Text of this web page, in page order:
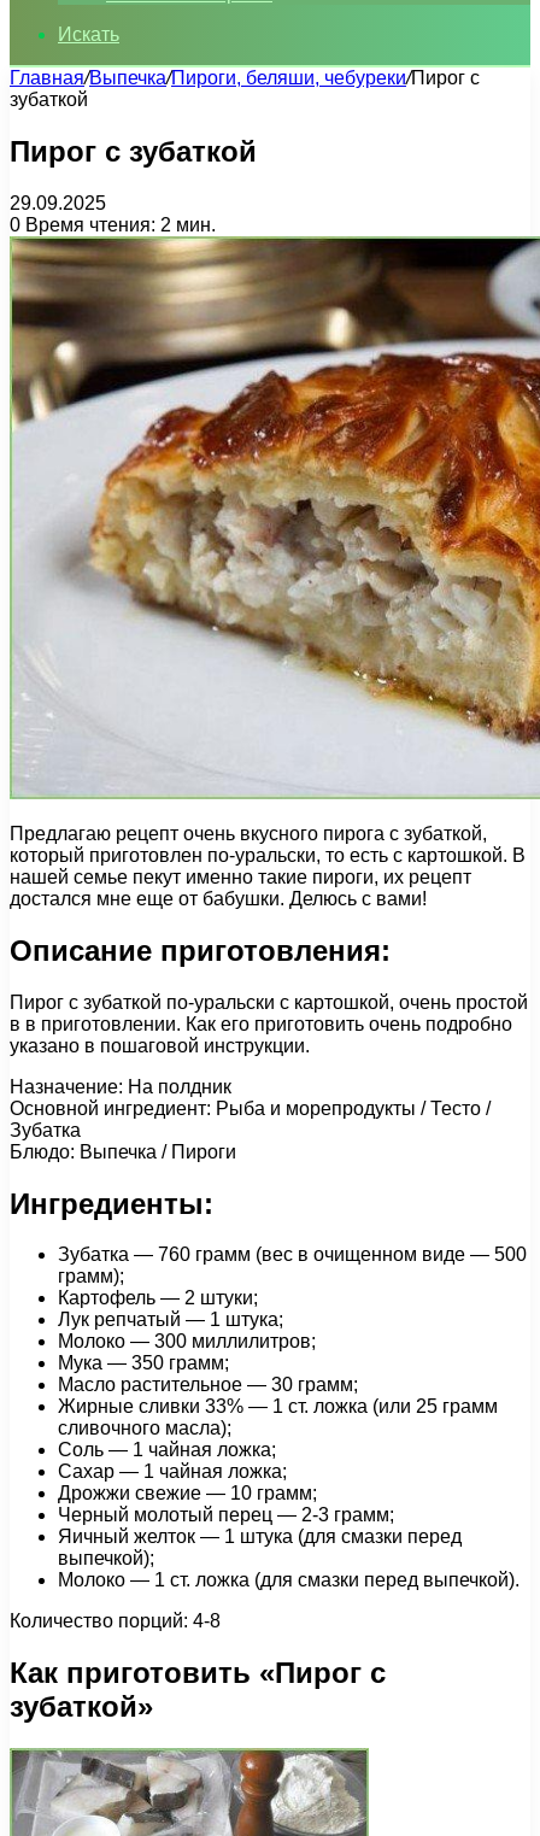
Искать
Главная/Выпечка/Пироги, беляши, чебуреки/Пирог с
зубаткой
Пирог с зубаткой
29.09.2025
0 Время чтения: 2 мин.
Предлагаю рецепт очень вкусного пирога с зубаткой,
который приготовлен по-уральски, то есть с картошкой. В
нашей семье пекут именно такие пироги, их рецепт
достался мне еще от бабушки. Делюсь с вами!
Описание приготовления:
Пирог с зубаткой по-уральски с картошкой, очень простой
в в приготовлении. Как его приготовить очень подробно
указано в пошаговой инструкции.
Назначение: На полдник
Основной ингредиент: Рыба и морепродукты / Тесто /
Зубатка
Блюдо: Выпечка / Пироги
Ингредиенты:
Зубатка — 760 грамм (вес в очищенном виде — 500
грамм);
Картофель — 2 штуки;
Лук репчатый — 1 штука;
Молоко — 300 миллилитров;
Мука — 350 грамм;
Масло растительное — 30 грамм;
Жирные сливки 33% — 1 cт. ложка (или 25 грамм
сливочного масла);
Соль — 1 чайная ложка;
Сахар — 1 чайная ложка;
Дрожжи свежие — 10 грамм;
Черный молотый перец — 2-3 грамм;
Яичный желток — 1 штука (для смазки перед
выпечкой);
Молоко — 1 cт. ложка (для смазки перед выпечкой).
Количество порций: 4-8
Как приготовить «Пирог с
зубаткой»